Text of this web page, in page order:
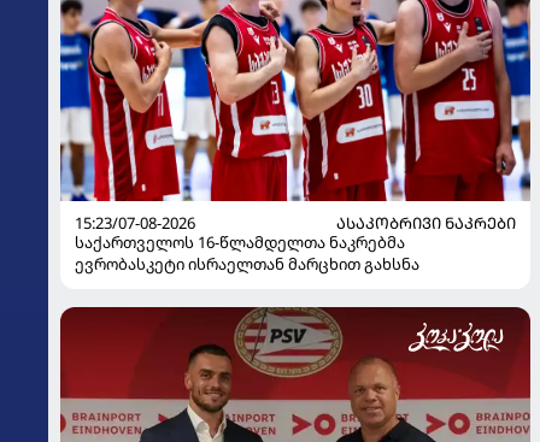
15:23/07-08-2026
ᲐᲡᲐᲙᲝᲑᲠᲘᲕᲘ ᲜᲐᲙᲠᲔᲑᲘ
საქართველოს 16-წლამდელთა ნაკრებმა
ევრობასკეტი ისრაელთან მარცხით გახსნა